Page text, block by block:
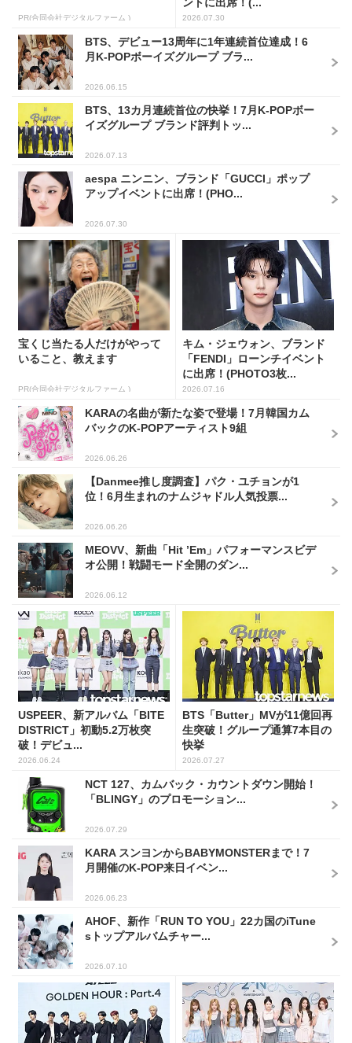
PR(合同会社デジタルファーム )
ントに出席！(...
2026.07.30
BTS、デビュー13周年に1年連続首位達成！6
月K-POPボーイズグループ ブラ...
2026.06.15
BTS、13カ月連続首位の快挙！7月K-POPボー
イズグループ ブランド評判トッ...
2026.07.13
aespa ニンニン、ブランド「GUCCI」ポップ
アップイベントに出席！(PHO...
2026.07.30
宝くじ当たる人だけがやって
いること、教えます
PR(合同会社デジタルファーム )
キム・ジェウォン、ブランド
「FENDI」ローンチイベント
に出席！(PHOTO3枚...
2026.07.16
KARAの名曲が新たな姿で登場！7月韓国カム
バックのK-POPアーティスト9組
2026.06.26
【Danmee推し度調査】パク・ユチョンが1
位！6月生まれのナムジャドル人気投票...
2026.06.26
MEOVV、新曲「Hit ’Em」パフォーマンスビデ
オ公開！戦闘モード全開のダン...
2026.06.12
USPEER、新アルバム「BITE
DISTRICT」初動5.2万枚突
破！デビュ...
2026.06.24
BTS「Butter」MVが11億回再
生突破！グループ通算7本目の
快挙
2026.07.27
NCT 127、カムバック・カウントダウン開始！
「BLINGY」のプロモーション...
2026.07.29
KARA スンヨンからBABYMONSTERまで！7
月開催のK-POP来日イベン...
2026.06.23
AHOF、新作「RUN TO YOU」22カ国のiTune
sトップアルバムチャー...
2026.07.10